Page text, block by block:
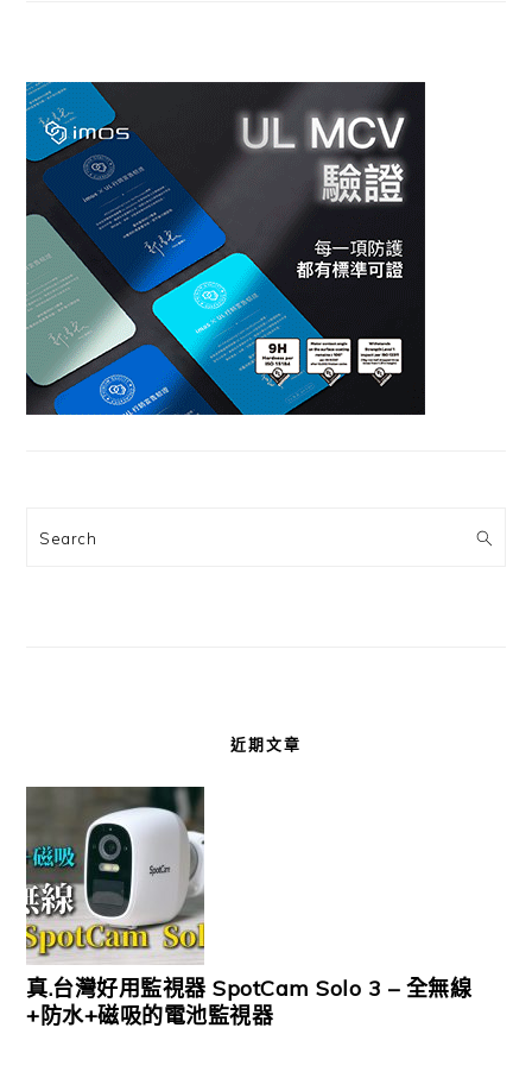
Search
近期文章
真.台灣好用監視器 SpotCam Solo 3 – 全無線
+防水+磁吸的電池監視器